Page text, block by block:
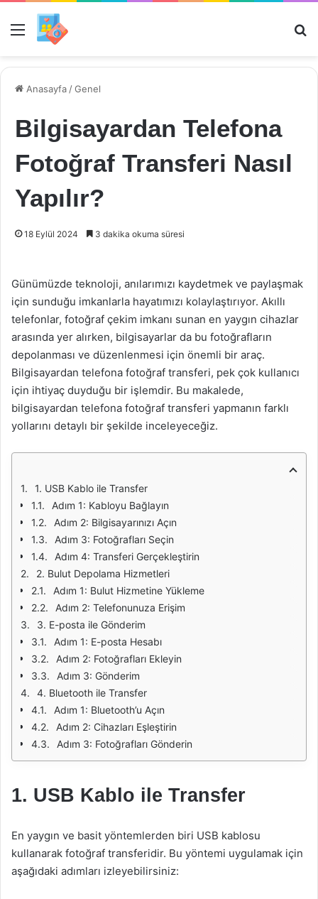
Menü
Anasayfa /Genel
Bilgisayardan Telefona
Fotoğraf Transferi Nasıl
Yapılır?
18 Eylül 2024 3 dakika okuma süresi
Günümüzde teknoloji, anılarımızı kaydetmek ve paylaşmak
için sunduğu imkanlarla hayatımızı kolaylaştırıyor. Akıllı
telefonlar, fotoğraf çekim imkanı sunan en yaygın cihazlar
arasında yer alırken, bilgisayarlar da bu fotoğrafların
depolanması ve düzenlenmesi için önemli bir araç.
Bilgisayardan telefona fotoğraf transferi, pek çok kullanıcı
için ihtiyaç duyduğu bir işlemdir. Bu makalede,
bilgisayardan telefona fotoğraf transferi yapmanın farklı
yollarını detaylı bir şekilde inceleyeceğiz.
1. USB Kablo ile Transfer
Adım 1: Kabloyu Bağlayın
Adım 2: Bilgisayarınızı Açın
Adım 3: Fotoğrafları Seçin
Adım 4: Transferi Gerçekleştirin
2. Bulut Depolama Hizmetleri
Adım 1: Bulut Hizmetine Yükleme
Adım 2: Telefonunuza Erişim
3. E-posta ile Gönderim
Adım 1: E-posta Hesabı
Adım 2: Fotoğrafları Ekleyin
Adım 3: Gönderim
4. Bluetooth ile Transfer
Adım 1: Bluetooth’u Açın
Adım 2: Cihazları Eşleştirin
Adım 3: Fotoğrafları Gönderin
1. USB Kablo ile Transfer
En yaygın ve basit yöntemlerden biri USB kablosu
kullanarak fotoğraf transferidir. Bu yöntemi uygulamak için
aşağıdaki adımları izleyebilirsiniz: